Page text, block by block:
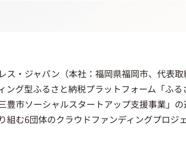
ス・ジャパン（本社：福岡県福岡市、代表
ング型ふるさと納税プラットフォーム「ふ
豊市ソーシャルスタートアップ支援事業」
組む6団体のクラウドファンディングプロジ